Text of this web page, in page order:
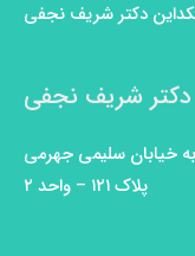
دکتر شریف نجفی
شریف نجفی
خیابان سلیمی جهرمی
پلاک ۱۲۱ – واحد ۲